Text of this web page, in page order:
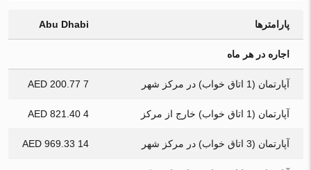
پارامترها Abu Dhabi
اجاره در هر ماه
آپارتمان (1 اتاق خواب) در مرکز شهر 7 200.77 AED
آپارتمان (1 اتاق خواب) خارج از مرکز 4 821.40 AED
آپارتمان (3 اتاق خواب) در مرکز شهر 14 969.33 AED